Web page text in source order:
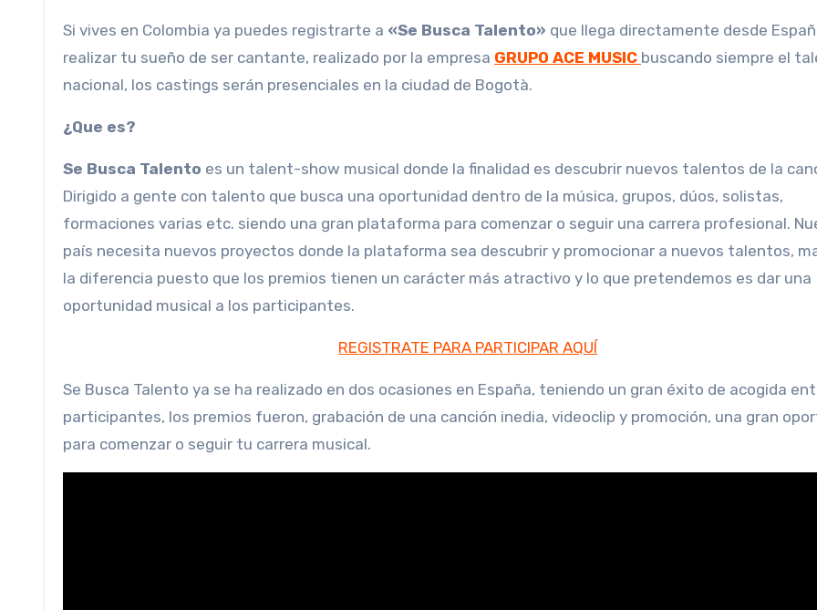
Si vives en Colombia ya puedes registrarte a «Se Busca Talento» que llega directamente desde
realizar tu sueño de ser cantante, realizado por la empresa GRUPO ACE MUSIC buscando siempre el
nacional, los castings serán presenciales en la ciudad de Bogotà.
¿Que es?
Se Busca Talento es un talent-show musical donde la finalidad es descubrir nuevos talentos de la
Dirigido a gente con talento que busca una oportunidad dentro de la música, grupos, dúos, solistas,
formaciones varias etc. siendo una gran plataforma para comenzar o seguir una carrera profesional.
país necesita nuevos proyectos donde la plataforma sea descubrir y promocionar a nuevos talentos,
la diferencia puesto que los premios tienen un carácter más atractivo y lo que pretendemos es dar una
oportunidad musical a los participantes.
REGISTRATE PARA PARTICIPAR AQUÍ
Se Busca Talento ya se ha realizado en dos ocasiones en España, teniendo un gran éxito de acogida
participantes, los premios fueron, grabación de una canción inedia, videoclip y promoción, una gran
para comenzar o seguir tu carrera musical.